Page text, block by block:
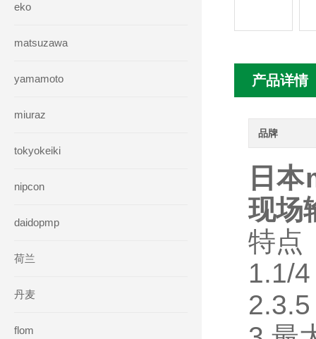
eko
matsuzawa
yamamoto
miuraz
tokyokeiki
nipcon
daidopmp
荷兰
丹麦
flom
产品详情
品牌
日
现场
特点
1.1/